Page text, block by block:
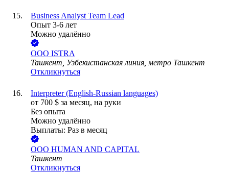
Business Analyst Team Lead
Опыт 3-6 лет
Можно удалённо
ООО ISTRA
Ташкент, Узбекистанская линия, метро Ташкент
Откликнуться
Interpreter (English-Russian languages)
от 700 $ за месяц, на руки
Без опыта
Можно удалённо
Выплаты: Раз в месяц
ООО HUMAN AND CAPITAL
Ташкент
Откликнуться